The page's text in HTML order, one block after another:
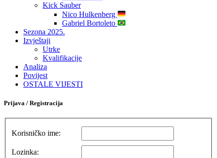
Kick Sauber
Nico Hulkenberg
Gabriel Bortoleto
Sezona 2025.
Izvještaji
Utrke
Kvalifikacije
Analiza
Povijest
OSTALE VIJESTI
Prijava / Registracija
Korisničko ime:
Lozinka: